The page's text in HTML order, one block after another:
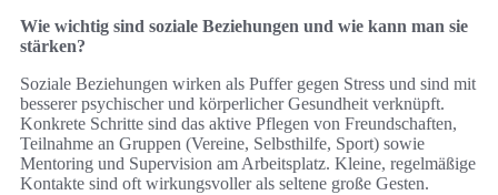
Wie wichtig sind soziale Beziehungen und wie kann man sie
stärken?
Soziale Beziehungen wirken als Puffer gegen Stress und sind mit
besserer psychischer und körperlicher Gesundheit verknüpft.
Konkrete Schritte sind das aktive Pflegen von Freundschaften,
Teilnahme an Gruppen (Vereine, Selbsthilfe, Sport) sowie
Mentoring und Supervision am Arbeitsplatz. Kleine, regelmäßige
Kontakte sind oft wirkungsvoller als seltene große Gesten.